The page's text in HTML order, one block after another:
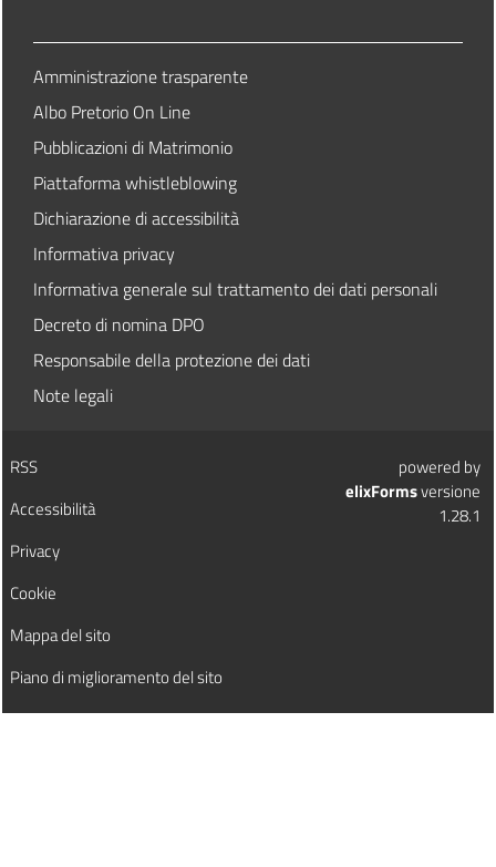
Amministrazione trasparente
Albo Pretorio On Line
Pubblicazioni di Matrimonio
Piattaforma whistleblowing
Dichiarazione di accessibilità
Informativa privacy
Informativa generale sul trattamento dei dati personali
Decreto di nomina DPO
Responsabile della protezione dei dati
Note legali
RSS
Accessibilità
Privacy
Cookie
Mappa del sito
Piano di miglioramento del sito
powered by
elixFormsversione
1.28.1